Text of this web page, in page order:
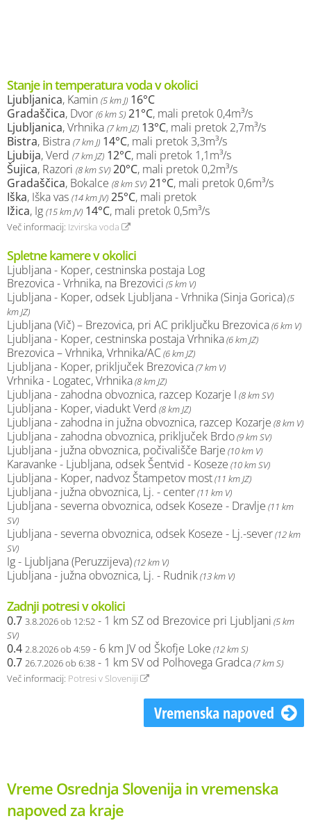
Stanje in temperatura voda v okolici
Ljubljanica, Kamin (5 km J) 16°C
Gradaščica, Dvor (6 km S) 21°C, mali pretok 0,4m³/s
Ljubljanica, Vrhnika (7 km JZ) 13°C, mali pretok 2,7m³/s
Bistra, Bistra (7 km J) 14°C, mali pretok 3,3m³/s
Ljubija, Verd (7 km JZ) 12°C, mali pretok 1,1m³/s
Šujica, Razori (8 km SV) 20°C, mali pretok 0,2m³/s
Gradaščica, Bokalce (8 km SV) 21°C, mali pretok 0,6m³/s
Iška, Iška vas (14 km JV) 25°C, mali pretok
Ižica, Ig (15 km JV) 14°C, mali pretok 0,5m³/s
Več informacij: Izvirska voda
Spletne kamere v okolici
Ljubljana - Koper, cestninska postaja Log
Brezovica - Vrhnika, na Brezovici (5 km V)
Ljubljana - Koper, odsek Ljubljana - Vrhnika (Sinja Gorica)(5
km JZ)
Ljubljana (Vič) – Brezovica, pri AC priključku Brezovica(6 km V)
Ljubljana - Koper, cestninska postaja Vrhnika(6 km JZ)
Brezovica – Vrhnika, Vrhnika/AC(6 km JZ)
Ljubljana - Koper, priključek Brezovica(7 km V)
Vrhnika - Logatec, Vrhnika(8 km JZ)
Ljubljana - zahodna obvoznica, razcep Kozarje I (8 km SV)
Ljubljana - Koper, viadukt Verd (8 km JZ)
Ljubljana - zahodna in južna obvoznica, razcep Kozarje (8 km V)
Ljubljana - zahodna obvoznica, priključek Brdo(9 km SV)
Ljubljana - južna obvoznica, počivališče Barje (10 km V)
Karavanke - Ljubljana, odsek Šentvid - Koseze (10 km SV)
Ljubljana - Koper, nadvoz Štampetov most(11 km JZ)
Ljubljana - južna obvoznica, Lj. - center(11 km V)
Ljubljana - severna obvoznica, odsek Koseze - Dravlje (11 km
SV)
Ljubljana - severna obvoznica, odsek Koseze - Lj.-sever(12 km
SV)
Ig - Ljubljana (Peruzzijeva)(12 km V)
Ljubljana - južna obvoznica, Lj. - Rudnik(13 km V)
Zadnji potresi v okolici
0.7 3.8.2026 ob 12:52 - 1 km SZ od Brezovice pri Ljubljani (5 km
SV)
0.4 2.8.2026 ob 4:59 - 6 km JV od Škofje Loke (12 km S)
0.7 26.7.2026 ob 6:38 - 1 km SV od Polhovega Gradca(7 km S)
Več informacij: Potresi v Sloveniji
Vremenska napoved
Vreme Osrednja Slovenija in vremenska
napoved za kraje